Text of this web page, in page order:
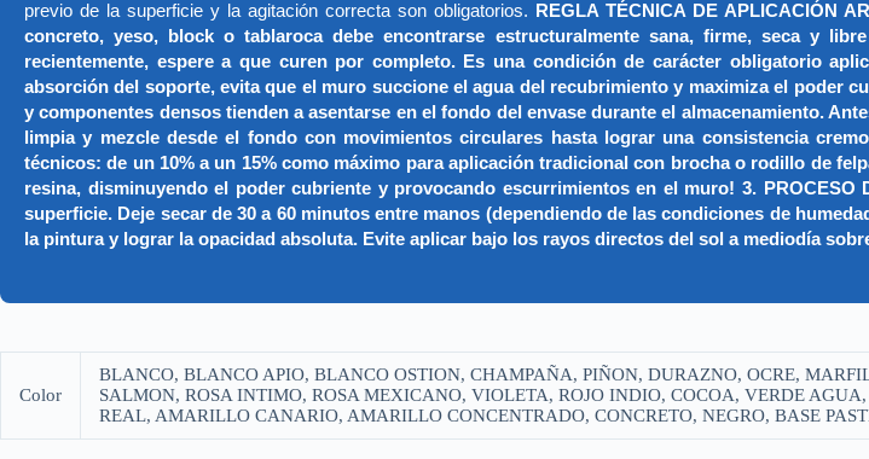
previo de la superficie y la agitación correcta son obligatorios.
REGLA TÉCNICA DE APLICACIÓN
concreto, yeso, block o tablaroca debe encontrarse estructuralmente sana, firme, seca y
recientemente, espere a que curen por completo. Es una condición de carácter obligatorio
absorción del soporte, evita que el muro succione el agua del recubrimiento y maximiza el poder
y componentes densos tienden a asentarse en el fondo del envase durante el almacenamiento.
limpia y mezcle desde el fondo con movimientos circulares hasta lograr una consistencia
técnicos: de un 10% a un 15% como máximo para aplicación tradicional con brocha o rodillo de
resina, disminuyendo el poder cubriente y provocando escurrimientos en el muro! 3.
superficie. Deje secar de 30 a 60 minutos entre manos (dependiendo de las condiciones de
la pintura y lograr la opacidad absoluta. Evite aplicar bajo los rayos directos del sol a mediodía
Color
BLANCO, BLANCO APIO, BLANCO OSTION, CHAMPAÑA, PIÑON, DURAZNO, OCRE,
SALMON, ROSA INTIMO, ROSA MEXICANO, VIOLETA, ROJO INDIO, COCOA, VERDE
REAL, AMARILLO CANARIO, AMARILLO CONCENTRADO, CONCRETO, NEGRO, BASE